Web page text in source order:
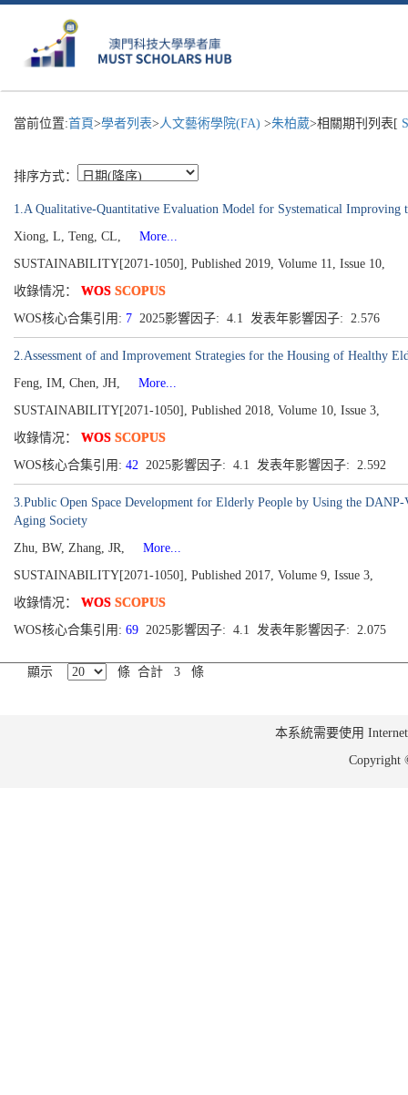
當前位置:首頁>學者列表>人文藝術學院(FA) >朱柏葳>相關期刊列表[
排序方式：
1.A Qualitative-Quantitative Evaluation Model for Systematical Improving
Xiong, L, Teng, CL,
More...
SUSTAINABILITY[2071-1050], Published 2019, Volume 11, Issue 10,
收錄情况： WOS SCOPUS
WOS核心合集引用: 7 2025影響因子: 4.1 发表年影響因子: 2.576
2.Assessment of and Improvement Strategies for the Housing of Healthy
Feng, IM, Chen, JH,
More...
SUSTAINABILITY[2071-1050], Published 2018, Volume 10, Issue 3,
收錄情况： WOS SCOPUS
WOS核心合集引用: 42 2025影響因子: 4.1 发表年影響因子: 2.592
3.Public Open Space Development for Elderly People by Using the
Aging Society
Zhu, BW, Zhang, JR,
More...
SUSTAINABILITY[2071-1050], Published 2017, Volume 9, Issue 3,
收錄情况： WOS SCOPUS
WOS核心合集引用: 69 2025影響因子: 4.1 发表年影響因子: 2.075
顯示 條 合計 3 條
本系統需要使用
Copyright